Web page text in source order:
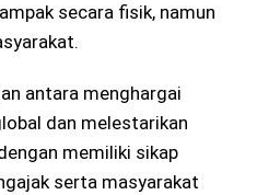
secara fisik, namun
antara menghargai
dan melestarikan
memiliki sikap
serta masyarakat